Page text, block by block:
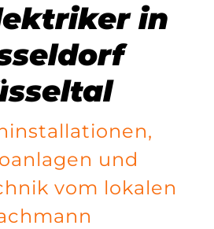
in
und
vom lokalen